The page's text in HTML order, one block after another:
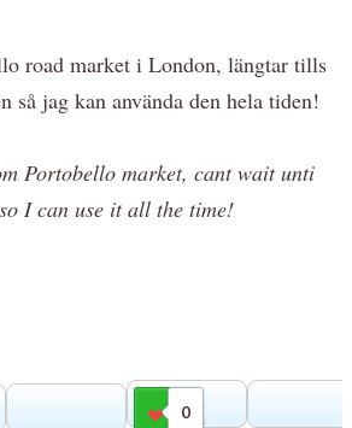
road market i London, längtar tills
så jag kan använda den hela tiden!
Portobello market, cant wait unti
I can use it all the time!
0
Gilla